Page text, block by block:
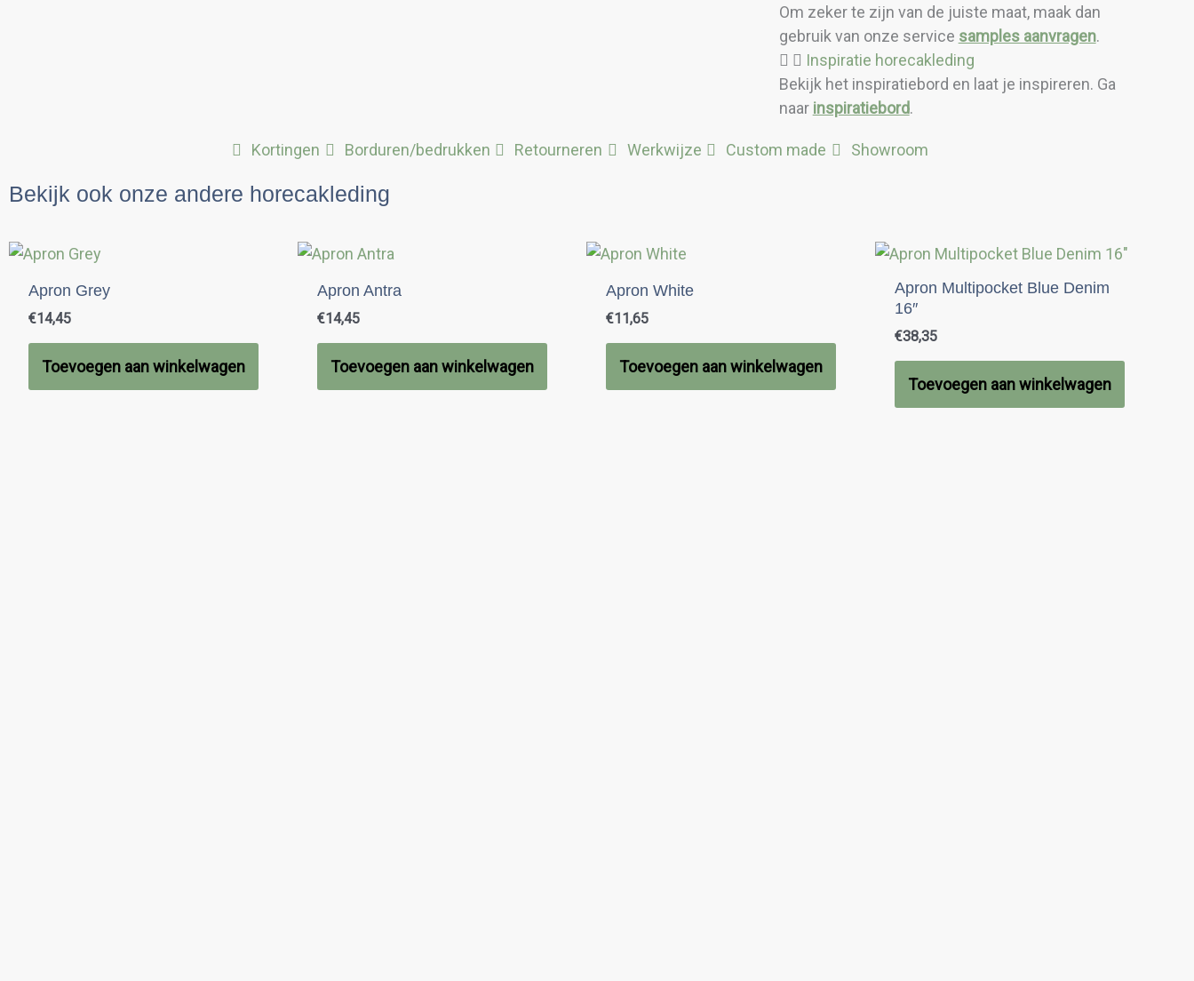
Om zeker te zijn van de juiste maat, maak dan
gebruik van onze service samples aanvragen.
Inspiratie horecakleding
Bekijk het inspiratiebord en laat je inspireren. Ga
naar inspiratiebord.
Kortingen Borduren/bedrukken Retourneren Werkwijze Custom made Showroom
Bekijk ook onze andere horecakleding
Apron Grey
€14,45
Toevoegen aan winkelwagen
Apron Antra
€14,45
Toevoegen aan winkelwagen
Apron White
€11,65
Toevoegen aan winkelwagen
Apron Multipocket Blue Denim
16″
€38,35
Toevoegen aan winkelwagen